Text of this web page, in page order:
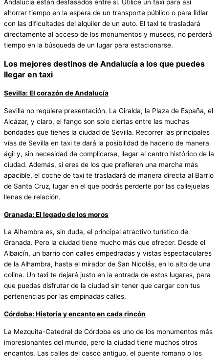
Andalucía están desfasados ​​entre sí. Utilice un taxi para así
ahorrar tiempo en la espera de un transporte público o para lidiar
con las dificultades del alquiler de un auto. El taxi te trasladará
directamente al acceso de los monumentos y museos, no perderá
tiempo en la búsqueda de un lugar para estacionarse.
Los mejores destinos de Andalucía a los que puedes
llegar en taxi
Sevilla: El corazón de Andalucía
Sevilla no requiere presentación. La Giralda, la Plaza de España, el
Alcázar, y claro, el fango son solo ciertas entre las muchas
bondades que tienes la ciudad de Sevilla. Recorrer las principales
vías de Sevilla en taxi te dará la posibilidad de hacerlo de manera
ágil y, sin necesidad de complicarse, llegar al centro histórico de la
ciudad. Además, si eres de los que prefieren una marcha más
apacible, el coche de taxi te trasladará de manera directa al Barrio
de Santa Cruz, lugar en el que podrás perderte por las callejuelas
llenas de relación.
Granada: El legado de los moros
La Alhambra es, sin duda, el principal atractivo turístico de
Granada. Pero la ciudad tiene mucho más que ofrecer. Desde el
Albaicín, un barrio con calles empedradas y vistas espectaculares
de la Alhambra, hasta el mirador de San Nicolás, en lo alto de una
colina. Un taxi te dejará justo en la entrada de estos lugares, para
que puedas disfrutar de la ciudad sin tener que cargar con tus
pertenencias por las empinadas calles.
Córdoba: Historia y encanto en cada rincón
La Mezquita-Catedral de Córdoba es uno de los monumentos más
impresionantes del mundo, pero la ciudad tiene muchos otros
encantos. Las calles del casco antiguo, el puente romano o los